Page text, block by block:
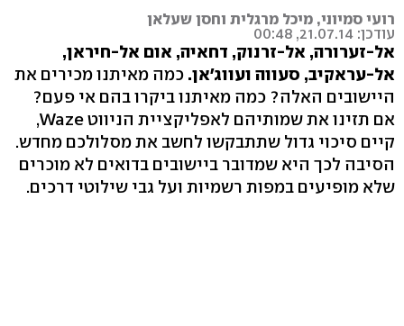
רועי סמיוני, מיכל מרגלית וחסן שעלאן
עודכן: 21.07.14, 00:48
אל-זערורה, אל-זרנוק, דחאיה, אום אל-חיראן,
אל-עראקיב, סעווה ועווג'אן. כמה מאיתנו מכירים את
היישובים האלה? כמה מאיתנו ביקרו בהם אי פעם?
אם תזינו את שמותיהם לאפליקציית הניווט Waze,
קיים סיכוי גדול שתתבקשו לחשב את מסלולכם מחדש.
הסיבה לכך היא שמדובר ביישובים בדואים לא מוכרים
שלא מופיעים במפות רשמיות ועל גבי שילוטי דרכים.